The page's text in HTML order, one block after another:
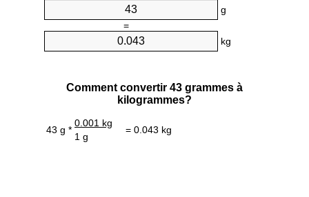
g
=
kg
Comment convertir 43 grammes à
kilogrammes?
43 g *
0.001 kg
= 0.043 kg
1 g